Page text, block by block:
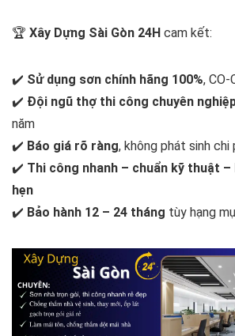
🏆 Xây Dựng Sài Gòn 24H cam kết:
✔️ Sử dụng sơn chính hãng 100%, CO-
✔️ Đội ngũ thợ thi công chuyên
năm
✔️ Báo giá rõ ràng, không phát sinh chi
✔️ Thi công nhanh – chuẩn kỹ thuật –
hẹn
✔️ Bảo hành 12 – 24 tháng tùy hạng